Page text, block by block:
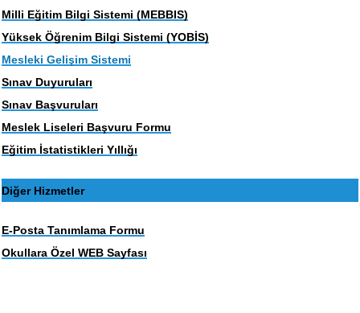
Milli Eğitim Bilgi Sistemi (MEBBIS)
Yüksek Öğrenim Bilgi Sistemi (YOBİS)
Mesleki Gelişim Sistemi
Sınav Duyuruları
Sınav Başvuruları
Meslek Liseleri Başvuru Formu
Eğitim İstatistikleri Yıllığı
Diğer Hizmetler
E-Posta Tanımlama Formu
Okullara Özel WEB Sayfası